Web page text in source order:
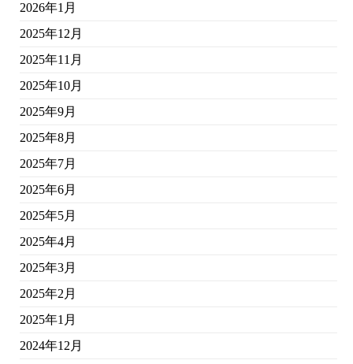
2026年1月
2025年12月
2025年11月
2025年10月
2025年9月
2025年8月
2025年7月
2025年6月
2025年5月
2025年4月
2025年3月
2025年2月
2025年1月
2024年12月